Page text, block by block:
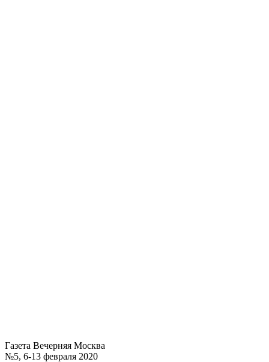
Газета Вечерняя Москва
№5, 6-13 февраля 2020